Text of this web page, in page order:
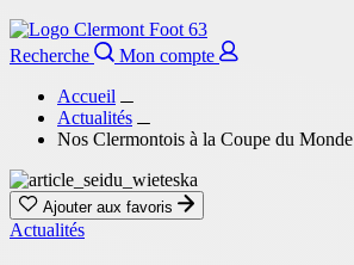
Recherche
Mon compte
Accueil
Actualités
Nos Clermontois à la Coupe du Monde
Ajouter aux favoris
Actualités